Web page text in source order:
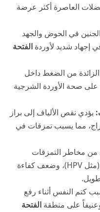
العاصرة أكثر عرضة
في الحوض والجهد
إجهاد شديد لأوردة الفتحة
الزائدة من الضغط داخل
صحة الأوردة الشرجية
يؤدي نقص الألياف إلى براز
مما يسبب تمزقات في
من مخاطر التمزقات
النسيجية، والعدوى الفيروسية (مثل HPV)، وضعف كفاءة
كتم النفس أثناء رفع
على منطقة الفتحة